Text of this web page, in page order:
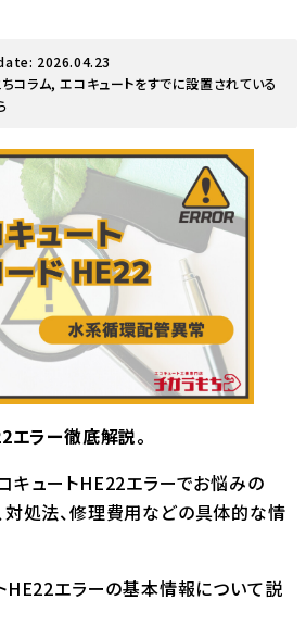
2026.04.23
コラム,エコキュートをすでに設置されている
エラー徹底解説。
キュートHE22エラーでお悩みの
対処法、修理費用などの具体的な情
HE22エラーの基本情報について説